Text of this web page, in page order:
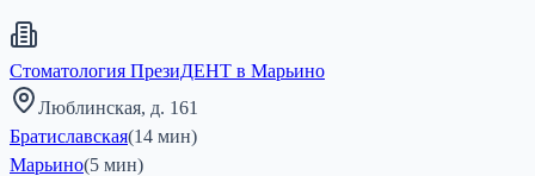
Стоматология ПрезиДЕНТ в Марьино
Люблинская, д. 161
Братиславская(14 мин)
Марьино(5 мин)